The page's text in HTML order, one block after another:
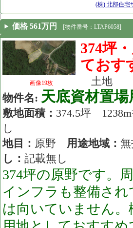
(株) 北部住宅
価格 561万円 [物件番号：LTAP6058]
画像19枚
374坪
ておす
土地
物件名: 天底資材置
敷地面積： 374.5坪
し
地目： 原野 用途地域：
し： 記載無し
374坪の原野です。
インフラも整備さ
は向いていません